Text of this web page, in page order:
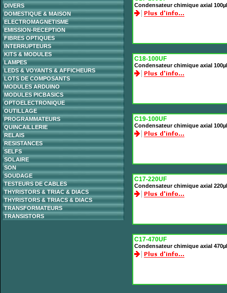
DIVERS
DOMESTIQUE & MAISON
ELECTROMAGNETISME
EMISSION-RECEPTION
FIBRES OPTIQUES
INTERRUPTEURS
KITS & MODULES
LAMPES
LEDS & VOYANTS & AFFICHEURS
LOTS DE COMPOSANTS
MODULES ARDUINO
MODULES PICBASICS
OPTOELECTRONIQUE
OUTILLAGE
PROGRAMMATEURS
QUINCAILLERIE
RELAIS
RESISTANCES
SELFS
SOLAIRE
SON
SOUDAGE
TESTEURS DE CABLES
THYRISTORS & TRIAC & DIACS
THYRISTORS & TRIACS & DIACS
TRANSFORMATEURS
TRANSISTORS
Condensateur chimique axial
C18-100UF
Condensateur chimique axial
C19-100UF
Condensateur chimique axial
C17-220UF
Condensateur chimique axial
C17-470UF
Condensateur chimique axial